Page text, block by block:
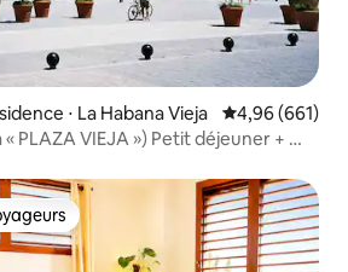
⋅ La Habana Vieja Évaluation
4,96 (661)
PLAZA VIEJA ») Petit déjeuner + Wi-
les plus appréciés